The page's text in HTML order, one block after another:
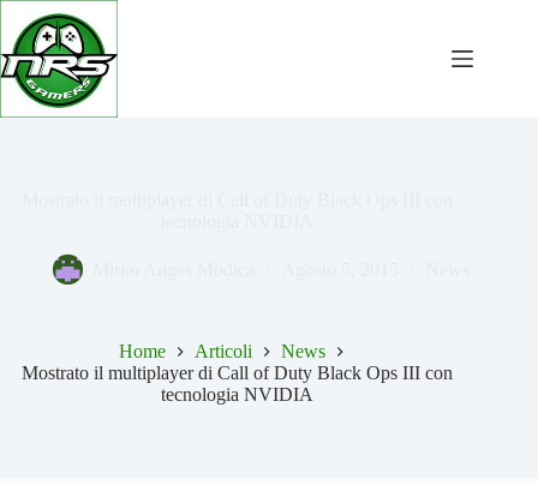
Salta
contenuto
Home Articoli
News
Mostrato il multiplayer di Call of Duty Black Ops III con
tecnologia NVIDIA